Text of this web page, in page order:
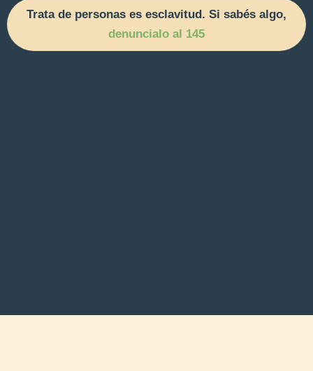
Trata de personas es esclavitud. Si sabés algo,
denuncialo al 145